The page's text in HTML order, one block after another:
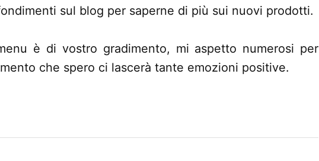
sul blog per saperne di più sui nuovi prodotti.
è di vostro gradimento, mi aspetto numerosi per
che spero ci lascerà tante emozioni positive.